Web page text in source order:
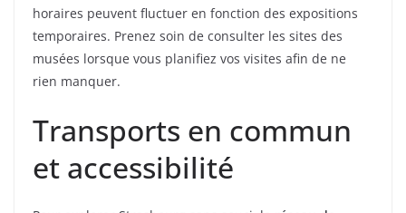
horaires peuvent fluctuer en fonction des expositions
temporaires. Prenez soin de consulter les sites des
musées lorsque vous planifiez vos visites afin de ne
rien manquer.
Transports en commun
et accessibilité